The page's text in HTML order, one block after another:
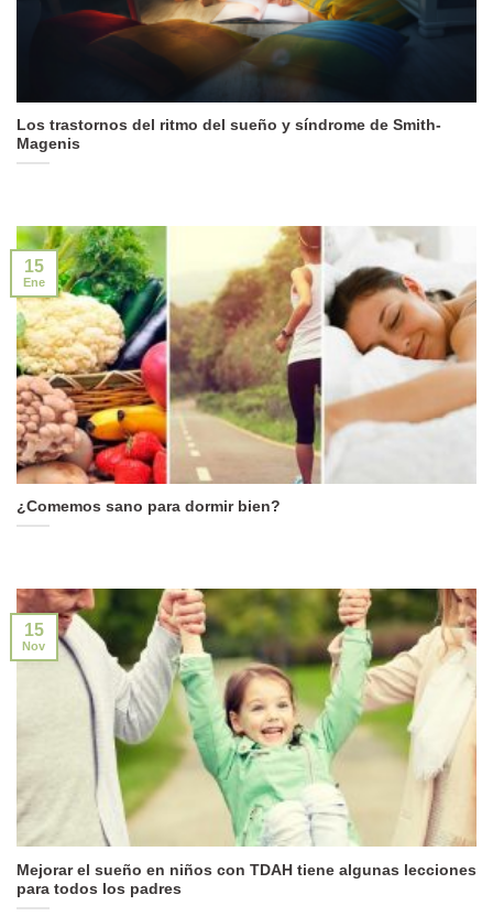
Los trastornos del ritmo del sueño y síndrome de Smith-
Magenis
¿Comemos sano para dormir bien?
15
Ene
Mejorar el sueño en niños con TDAH tiene algunas lecciones
para todos los padres
15
Nov